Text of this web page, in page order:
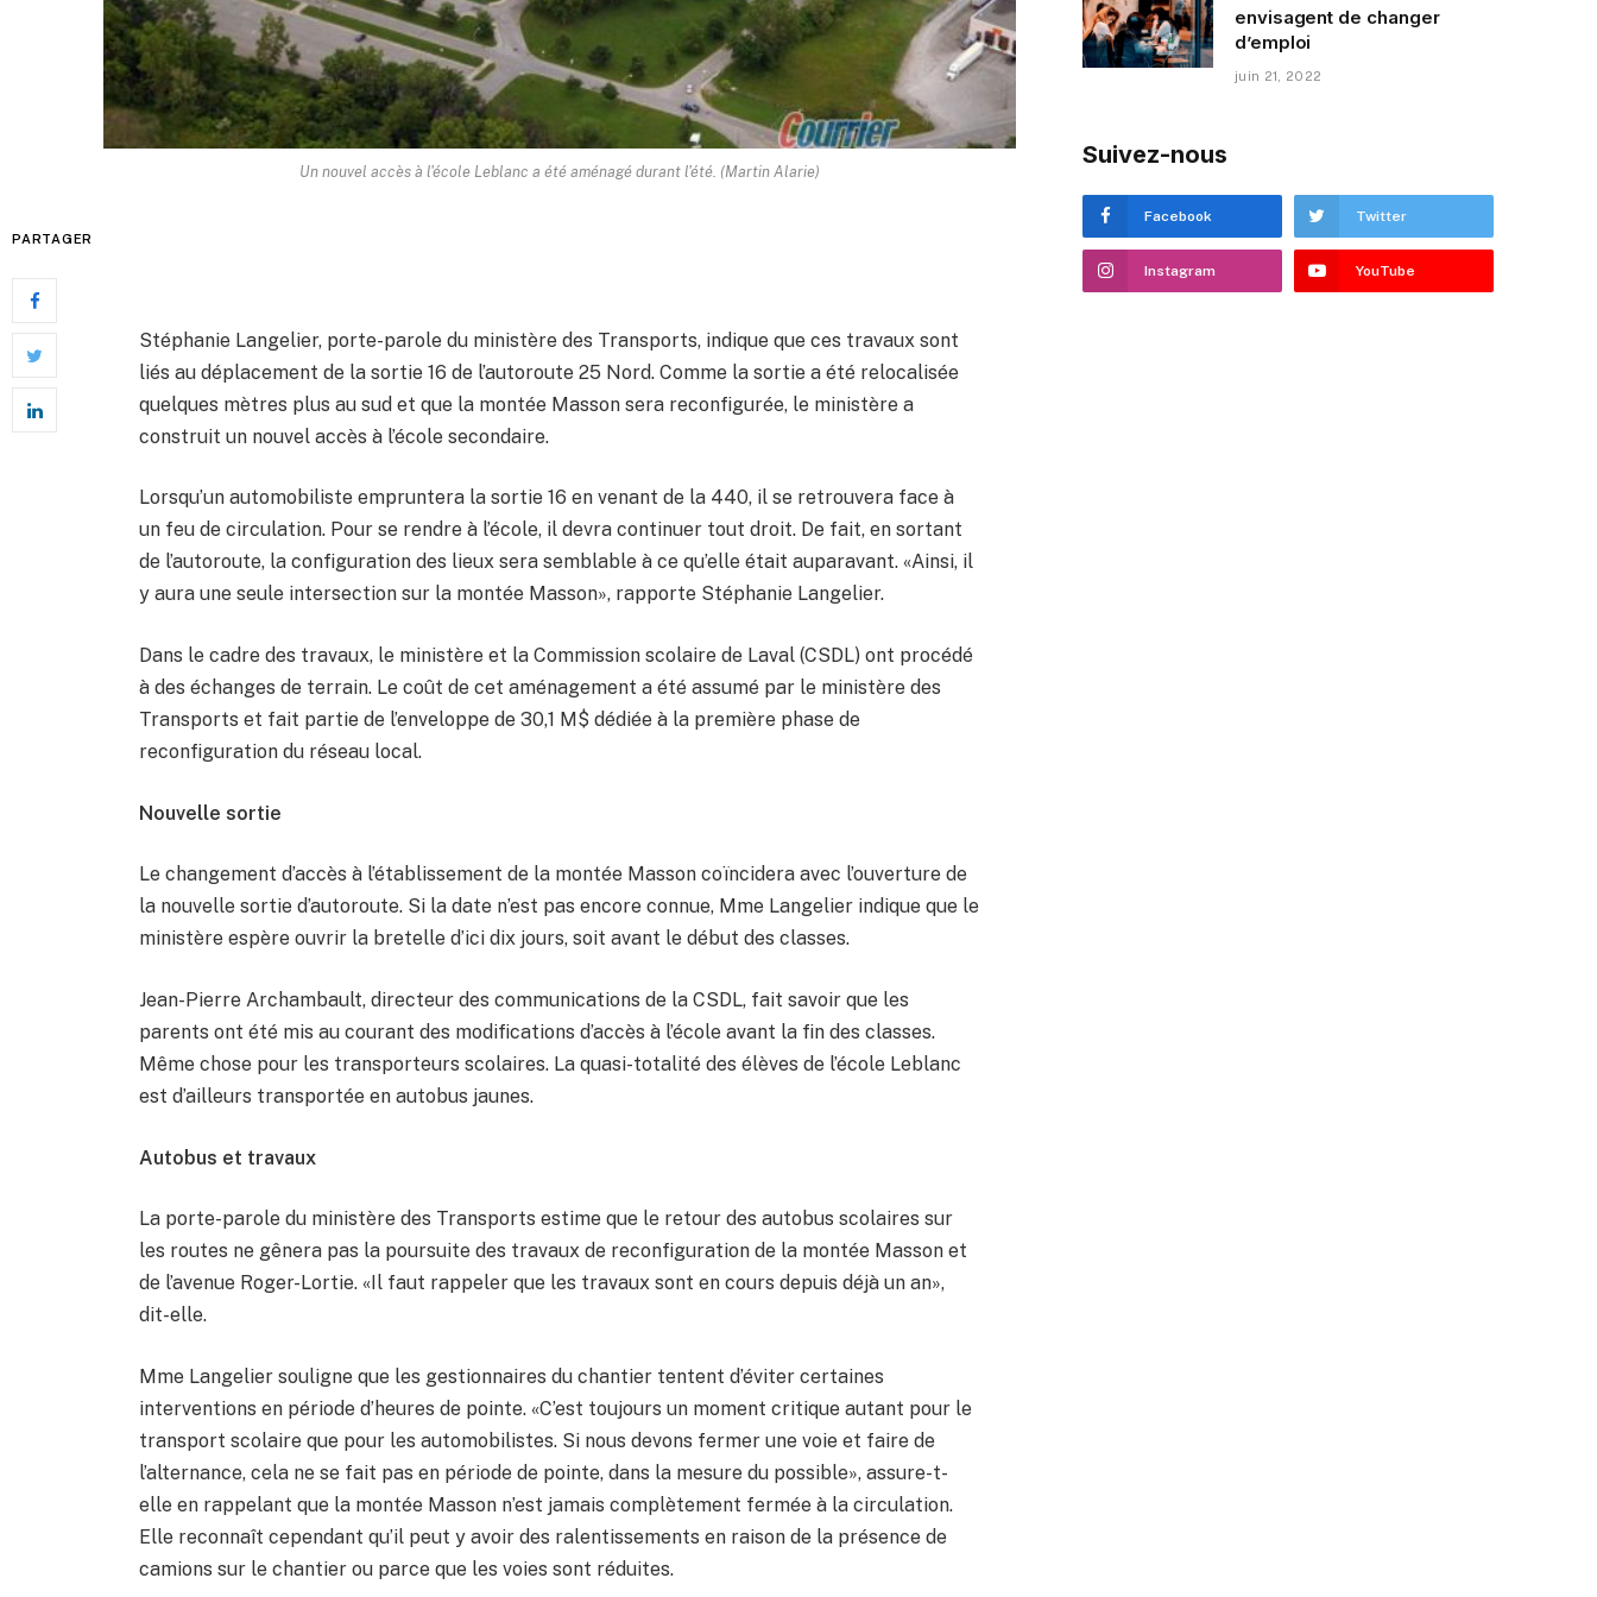
Un nouvel accès à l'école Leblanc a été aménagé durant l'été. (Martin Alarie)
PARTAGER
Stéphanie Langelier, porte-parole du ministère des Transports, indique que ces travaux sont
liés au déplacement de la sortie 16 de l’autoroute 25 Nord. Comme la sortie a été relocalisée
quelques mètres plus au sud et que la montée Masson sera reconfigurée, le ministère a
construit un nouvel accès à l’école secondaire.
Lorsqu’un automobiliste empruntera la sortie 16 en venant de la 440, il se retrouvera face à
un feu de circulation. Pour se rendre à l’école, il devra continuer tout droit. De fait, en sortant
de l’autoroute, la configuration des lieux sera semblable à ce qu’elle était auparavant. «Ainsi, il
y aura une seule intersection sur la montée Masson», rapporte Stéphanie Langelier.
Dans le cadre des travaux, le ministère et la Commission scolaire de Laval (CSDL) ont procédé
à des échanges de terrain. Le coût de cet aménagement a été assumé par le ministère des
Transports et fait partie de l’enveloppe de 30,1 M$ dédiée à la première phase de
reconfiguration du réseau local.
Nouvelle sortie
Le changement d’accès à l’établissement de la montée Masson coïncidera avec l’ouverture de
la nouvelle sortie d’autoroute. Si la date n’est pas encore connue, Mme Langelier indique que le
ministère espère ouvrir la bretelle d’ici dix jours, soit avant le début des classes.
Jean-Pierre Archambault, directeur des communications de la CSDL, fait savoir que les
parents ont été mis au courant des modifications d’accès à l’école avant la fin des classes.
Même chose pour les transporteurs scolaires. La quasi-totalité des élèves de l’école Leblanc
est d’ailleurs transportée en autobus jaunes.
Autobus et travaux
La porte-parole du ministère des Transports estime que le retour des autobus scolaires sur
les routes ne gênera pas la poursuite des travaux de reconfiguration de la montée Masson et
de l’avenue Roger-Lortie. «Il faut rappeler que les travaux sont en cours depuis déjà un an»,
dit-elle.
Mme Langelier souligne que les gestionnaires du chantier tentent d’éviter certaines
interventions en période d’heures de pointe. «C’est toujours un moment critique autant pour le
transport scolaire que pour les automobilistes. Si nous devons fermer une voie et faire de
l’alternance, cela ne se fait pas en période de pointe, dans la mesure du possible», assure-t-
elle en rappelant que la montée Masson n’est jamais complètement fermée à la circulation.
Elle reconnaît cependant qu’il peut y avoir des ralentissements en raison de la présence de
camions sur le chantier ou parce que les voies sont réduites.
envisagent de changer
d’emploi
juin 21, 2022
Suivez-nous
Facebook Twitter
Instagram YouTube